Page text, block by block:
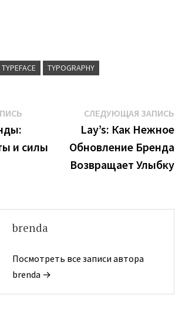
TYPEFACE TYPOGRAPHY
и силы
СЛЕДУЮЩАЯ ЗАПИСЬ
Lay’s: Как Нежное
Обновление Бренда
Возвращает Улыбку
brenda
Посмотреть все записи автора
brenda →